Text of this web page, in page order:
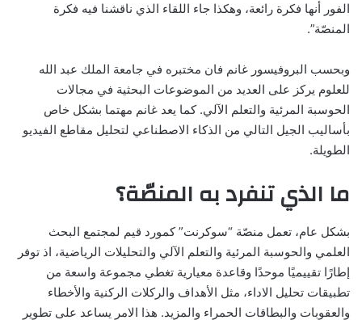
الفور أنها فكرة رائعة، وهكذا جاء اللقاء الذي ناقشنا فيه فكرة
المنصّة”.
وبحسب البروفيسور غانم فان مختبره في جامعة الملك عبد الله
للعلوم يركز على العديد من الموضوعات البحثية في مجالات
الحوسبة المرئية والتعلم الآلي. كما يعد غانم مهتما بشكل خاص
بأساليب الجيل التالي من الذكاء الاصطناعي لتحليل مقاطع الفيديو
الطويلة.
ما الذي تنفرد به المنصّة؟
بشكل عام، تعمل منصّة “سوكرنت” كمورد قيم لمجتمع البحث
العلمي والحوسبة المرئية والتعلم الآلي والتحليلات الرياضية، اذ توفر
إطارًا تقييميًا موحدًا وقاعدة معيارية تغطي مجموعة واسعة من
تطبيقات تحليل الاداء، مثل الأهداف والركلات الركنية والأخطاء
والعقوبات والبطاقات الحمراء والمزيد. هذا الامر يساعد على تطوير